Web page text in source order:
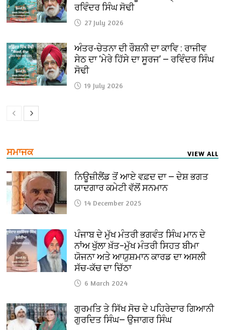
ਰਵਿੰਦਰ ਸਿੰਘ ਸੋਢੀ
27 July 2026
ਅੰਤਰ-ਚੇਤਨਾ ਦੀ ਰੌਸ਼ਨੀ ਦਾ ਕਾਵਿ : ਰਾਜੀਵ
ਸੇਠ ਦਾ ‘ਮੇਰੇ ਹਿੱਸੇ ਦਾ ਸੂਰਜ’ — ਰਵਿੰਦਰ ਸਿੰਘ
ਸੋਢੀ
19 July 2026
ਸਮਾਜਕ VIEW ALL
ਨਿਊਜ਼ੀਲੈਂਡ ਤੋਂ ਆਏ ਵਫ਼ਦ ਦਾ — ਦੇਸ਼ ਭਗਤ
ਯਾਦਗਾਰ ਕਮੇਟੀ ਵੱਲੋਂ ਸਨਮਾਨ
14 December 2025
ਪੰਜਾਬ ਦੇ ਮੁੱਖ ਮੰਤਰੀ ਭਗਵੰਤ ਸਿੰਘ ਮਾਨ ਦੇ
ਨਾਂਅ ਖੁੱਲਾ ਖ਼ੱਤ–ਮੁੱਖ ਮੰਤਰੀ ਸਿਹਤ ਬੀਮਾ
ਯੋਜਨਾ ਅਤੇ ਆਯੁਸ਼ਮਾਨ ਕਾਰਡ ਦਾ ਅਸਲੀ
ਸੱਚ-ਕੱਚ ਦਾ ਚਿੱਠਾ
6 March 2024
ਗੁਰਮਤਿ ਤੇ ਸਿੱਖ ਸੋਚ ਦੇ ਪਹਿਰੇਦਾਰ ਗਿਆਨੀ
ਗੁਰਦਿਤ ਸਿੰਘ— ਉਜਾਗਰ ਸਿੰਘ